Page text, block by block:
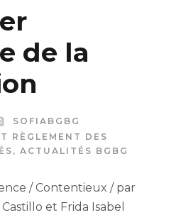
de la
SOFIABGBG
RÈGLEMENT DES
, ACTUALITÉS BGBG
/ Contentieux / par
et Frida Isabel